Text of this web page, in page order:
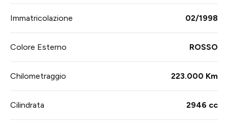
Immatricolazione 02/1998
Colore Esterno ROSSO
Chilometraggio 223.000 Km
Cilindrata 2946 cc